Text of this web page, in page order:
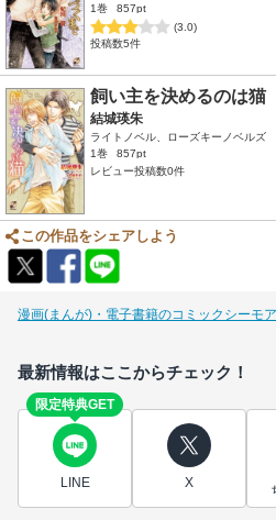
1巻
857pt
(3.0)
投稿数5件
飼い主を決めるのは猫
結城瑛朱
ライトノベル、ローズキーノベルズ
1巻
857pt
レビュー投稿数0件
この作品をシェアしよう
漫画(まんが)・電子書籍のコミックシーモ
最新情報はここからチェック！
限定特典GET
LINE X